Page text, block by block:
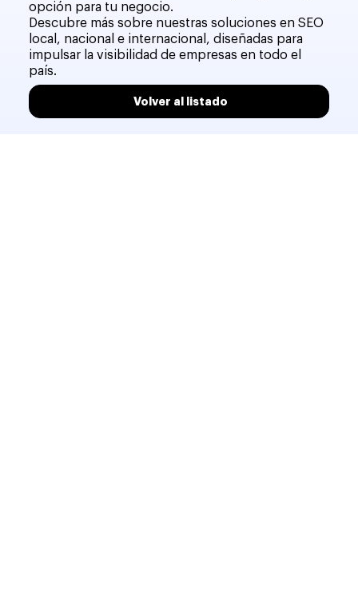
opción para tu negocio.
Descubre más sobre nuestras soluciones en SEO
local, nacional e internacional, diseñadas para
impulsar la visibilidad de empresas en todo el
país.
Volver al listado